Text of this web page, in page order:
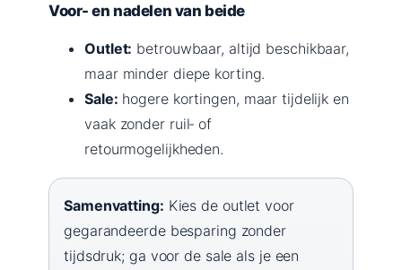
Voor- en nadelen van beide
Outlet: betrouwbaar, altijd beschikbaar,
maar minder diepe korting.
Sale: hogere kortingen, maar tijdelijk en
vaak zonder ruil‑ of
retourmogelijkheden.
Samenvatting: Kies de outlet voor
gegarandeerde besparing zonder
tijdsdruk; ga voor de sale als je een